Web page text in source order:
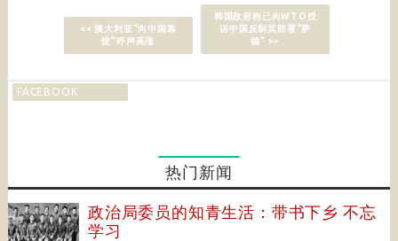
<< 澳大利亚“向中国靠
拢”呼声高涨
韩国政府称已向WTO投
诉中国反制其部署“萨
德” >>
FACEBOOK
热门新闻
政治局委员的知青生活：带书下乡 不忘
学习